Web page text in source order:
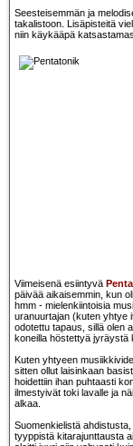
Seesteisemmän ja
takalistoon. Lisäpisteitä
niin käykääpä
Viimeisenä esiintyvä
päivää aikaisemmin, kun
hmm - mielenkiintoisia
uranuurtajan (kuten yhtye
odotettu tapaus, sillä olen
koneilla höstettyä jyräystä
Kuten yhtyeen
sitten ollut laisinkaan
hoidettiin ihan puhtaasti
ilmestyivät toki lavalle ja
alkaa.
Suomenkielistä
tyyppistä kitarajunttausta